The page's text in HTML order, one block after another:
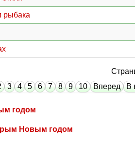
рыбака
3 4 5 6 7 8 9 10 Вперед В
годом
Новым годом